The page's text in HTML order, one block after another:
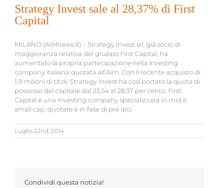
Strategy Invest sale al 28,37% di First
Capital
MILANO (AIMnews.it) – Strategy Invest srl, già socio di
maggioranza relativa del gruppo First Capital, ha
aumentato la propria partecipazione nella investing
company italiana quotata all’Aim. Con il recente acquisto di
1,9 milioni di titoli, Strategy Invest ha così portato la quota di
possesso del capitale dal 23,54 al 28,37 per cento. First
Capital è una investing company specializzata in mid e
small cap, quotate e in fase di pre Ipo.
Luglio 22nd, 2014
Condividi questa notizia!